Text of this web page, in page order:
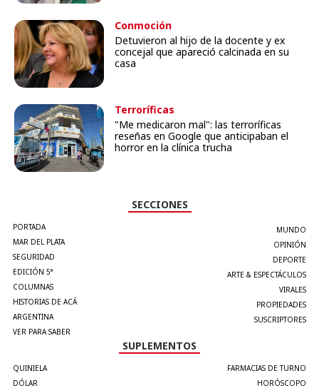
Conmoción
Detuvieron al hijo de la docente y ex
concejal que apareció calcinada en su
casa
Terroríficas
"Me medicaron mal": las terroríficas
reseñas en Google que anticipaban el
horror en la clínica trucha
SECCIONES
PORTADA
MAR DEL PLATA
SEGURIDAD
EDICIÓN 5°
COLUMNAS
HISTORIAS DE ACÁ
ARGENTINA
VER PARA SABER
MUNDO
OPINIÓN
DEPORTE
ARTE & ESPECTÁCULOS
VIRALES
PROPIEDADES
SUSCRIPTORES
SUPLEMENTOS
QUINIELA
DÓLAR
FARMACIAS DE TURNO
HORÓSCOPO